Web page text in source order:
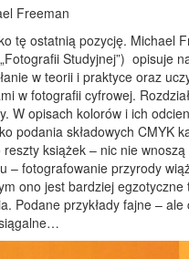
Freeman
tę ostatnią pozycję. Michael
Studyjnej”) opisuje
w teorii i praktyce oraz
w fotografii cyfrowej.
W opisach kolorów i ich
podania składowych CMYK
książek – nic nie wnoszą
– fotografowanie przyrody
ono jest bardziej egzotyczne
Podane przykłady fajne – ale